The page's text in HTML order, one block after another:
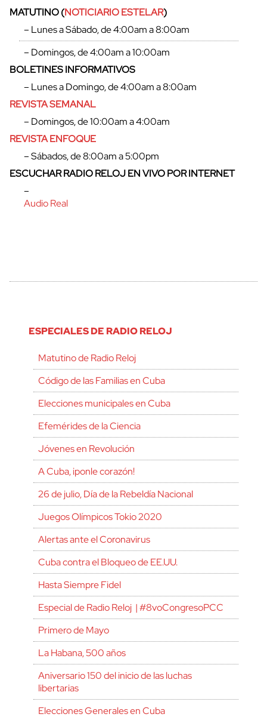
cerrar
MATUTINO (NOTICIARIO ESTELAR)
– Lunes a Sábado, de 4:00am a 8:00am
– Domingos, de 4:00am a 10:00am
BOLETINES INFORMATIVOS
– Lunes a Domingo, de 4:00am a 8:00am
REVISTA SEMANAL
– Domingos, de 10:00am a 4:00am
REVISTA ENFOQUE
– Sábados, de 8:00am a 5:00pm
ESCUCHAR RADIO RELOJ EN VIVO POR INTERNET
–
Audio Real
ESPECIALES DE RADIO RELOJ
Matutino de Radio Reloj
Código de las Familias en Cuba
Elecciones municipales en Cuba
Efemérides de la Ciencia
Jóvenes en Revolución
A Cuba, ¡ponle corazón!
26 de julio, Día de la Rebeldía Nacional
Juegos Olímpicos Tokio 2020
Alertas ante el Coronavirus
Cuba contra el Bloqueo de EE.UU.
Hasta Siempre Fidel
Especial de Radio Reloj | #8voCongresoPCC
Primero de Mayo
La Habana, 500 años
Aniversario 150 del inicio de las luchas
libertarias
Elecciones Generales en Cuba